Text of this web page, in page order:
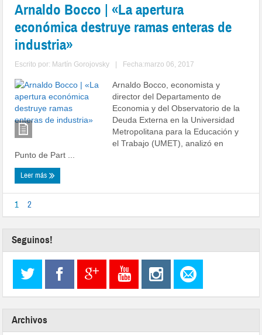
Arnaldo Bocco | «La apertura
económica destruye ramas enteras de
industria»
Escrito por: Martín Gorojovsky Fecha:marzo 06, 2017
Arnaldo Bocco, economista y
director del Departamento de
Economia y del Observatorio de la
Deuda Externa en la Universidad
Metropolitana para la Educación y
el Trabajo (UMET), analizó en
Punto de Part ...
Leer más
1 2
Seguinos!
Archivos